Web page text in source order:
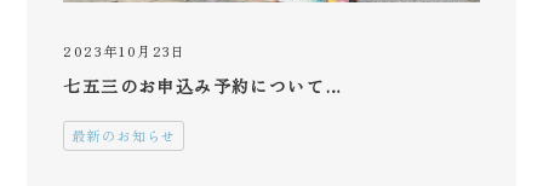
2023年10月23日
七五三のお申込み予約について…
最新のお知らせ